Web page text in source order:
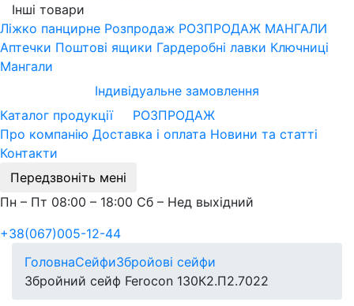
Інші товари
Ліжко панцирне Розпродаж РОЗПРОДАЖ МАНГАЛИ
Аптечки Поштові ящики Гардеробні лавки Ключниці
Мангали
Індивідуальне замовлення
Каталог продукції
РОЗПРОДАЖ
Про компанію Доставка і оплата Новини та статті
Контакти
Передзвоніть мені
Пн – Пт 08:00 – 18:00 Сб – Нед выхідний
+38(067)005-12-44
ГоловнаСейфиЗбройові сейфи
Збройний сейф Ferocon 130К2.П2.7022